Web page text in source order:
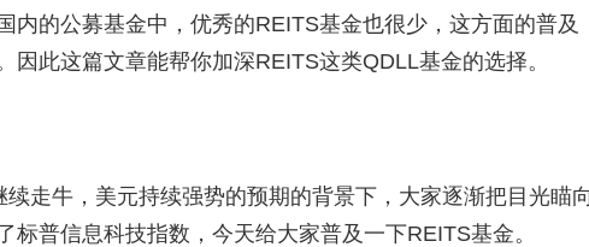
内的公募基金中，优秀的REITS基金也很少，这方面的普及
此这篇文章能帮你加深REITS这类QDLL基金的选择。
走牛，美元持续强势的预期的背景下，大家逐渐把目光瞄
普信息科技指数，今天给大家普及一下REITS基金。